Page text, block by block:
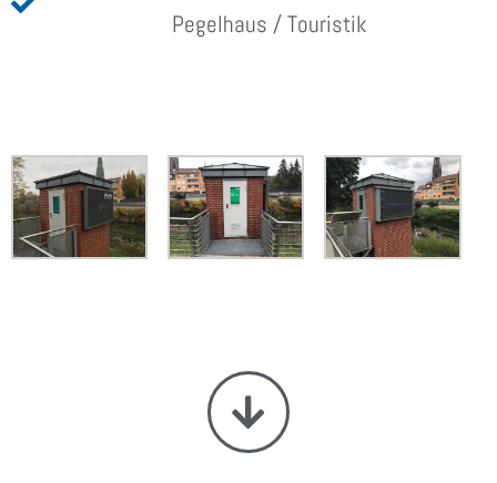
Pegelhaus / Touristik